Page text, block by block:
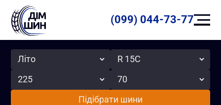
(099) 044-73-77
Сезон Радіус
Ширина Висота
Підібрати шини